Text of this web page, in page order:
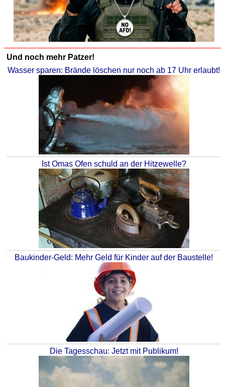
Und noch mehr Patzer!
Wasser sparen: Brände löschen nur noch ab 17 Uhr erlaubt!
Ist Omas Ofen schuld an der Hitzewelle?
Baukinder-Geld: Mehr Geld für Kinder auf der Baustelle!
Die Tagesschau: Jetzt mit Publikum!